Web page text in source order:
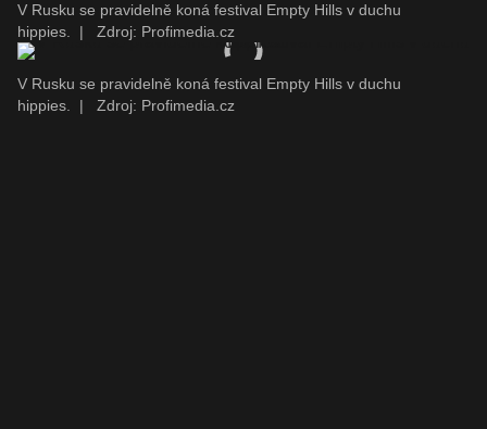
V Rusku se pravidelně koná festival Empty Hills v duchu
hippies.
| Zdroj: Profimedia.cz
V Rusku se pravidelně koná festival Empty Hills v duchu
hippies.
| Zdroj: Profimedia.cz